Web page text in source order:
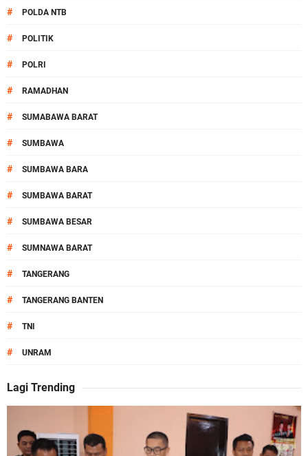
# POLDA NTB
# POLITIK
# POLRI
# RAMADHAN
# SUMABAWA BARAT
# SUMBAWA
# SUMBAWA BARA
# SUMBAWA BARAT
# SUMBAWA BESAR
# SUMNAWA BARAT
# TANGERANG
# TANGERANG BANTEN
# TNI
# UNRAM
Lagi Trending